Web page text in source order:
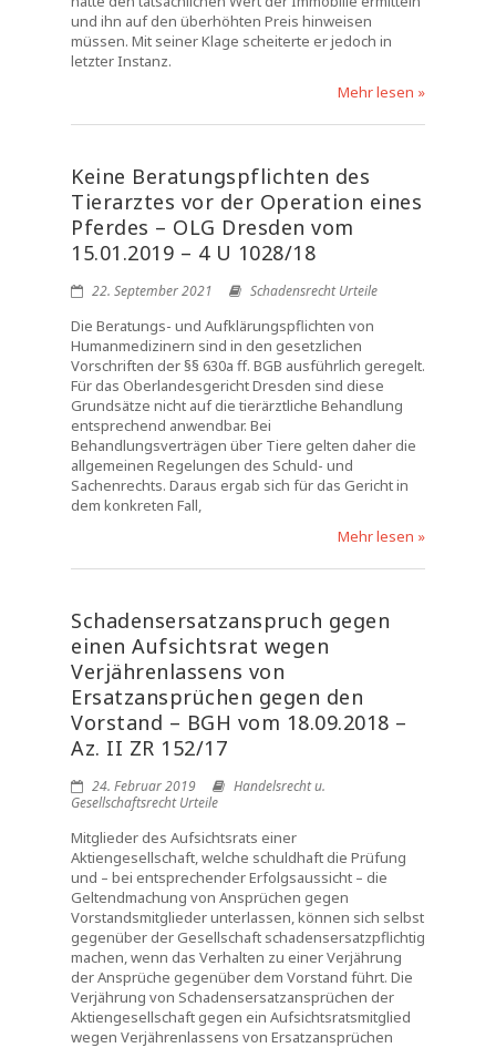
und ihn auf den überhöhten Preis hinweisen
müssen. Mit seiner Klage scheiterte er jedoch in
letzter Instanz.
Mehr lesen »
Keine Beratungspflichten des
Tierarztes vor der Operation eines
Pferdes – OLG Dresden vom
15.01.2019 – 4 U 1028/18
22. September 2021 Schadensrecht Urteile
Die Beratungs- und Aufklärungspflichten von
Humanmedizinern sind in den gesetzlichen
Vorschriften der §§ 630a ff. BGB ausführlich geregelt.
Für das Oberlandesgericht Dresden sind diese
Grundsätze nicht auf die tierärztliche Behandlung
entsprechend anwendbar. Bei
Behandlungsverträgen über Tiere gelten daher die
allgemeinen Regelungen des Schuld- und
Sachenrechts. Daraus ergab sich für das Gericht in
dem konkreten Fall,
Mehr lesen »
Schadensersatzanspruch gegen
einen Aufsichtsrat wegen
Verjährenlassens von
Ersatzansprüchen gegen den
Vorstand – BGH vom 18.09.2018 –
Az. II ZR 152/17
24. Februar 2019
Handelsrecht u.
Gesellschaftsrecht Urteile
Mitglieder des Aufsichtsrats einer
Aktiengesellschaft, welche schuldhaft die Prüfung
und – bei entsprechender Erfolgsaussicht – die
Geltendmachung von Ansprüchen gegen
Vorstandsmitglieder unterlassen, können sich selbst
gegenüber der Gesellschaft schadensersatzpflichtig
machen, wenn das Verhalten zu einer Verjährung
der Ansprüche gegenüber dem Vorstand führt. Die
Verjährung von Schadensersatzansprüchen der
Aktiengesellschaft gegen ein Aufsichtsratsmitglied
wegen Verjährenlassens von Ersatzansprüchen